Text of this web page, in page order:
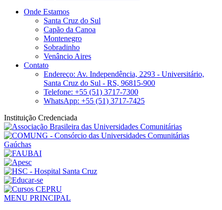
Onde Estamos
Santa Cruz do Sul
Capão da Canoa
Montenegro
Sobradinho
Venâncio Aires
Contato
Endereço: Av. Independência, 2293 - Universitário,
Santa Cruz do Sul - RS, 96815-900
Telefone: +55 (51) 3717-7300
WhatsApp: +55 (51) 3717-7425
Instituição Credenciada
MENU PRINCIPAL